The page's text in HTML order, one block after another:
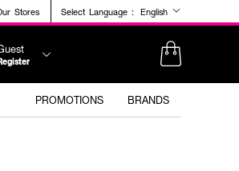
Stores Select Language : English
PROMOTIONS BRANDS